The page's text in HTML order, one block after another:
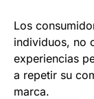
Los
individuos, no
experiencias
a repetir su
marca.